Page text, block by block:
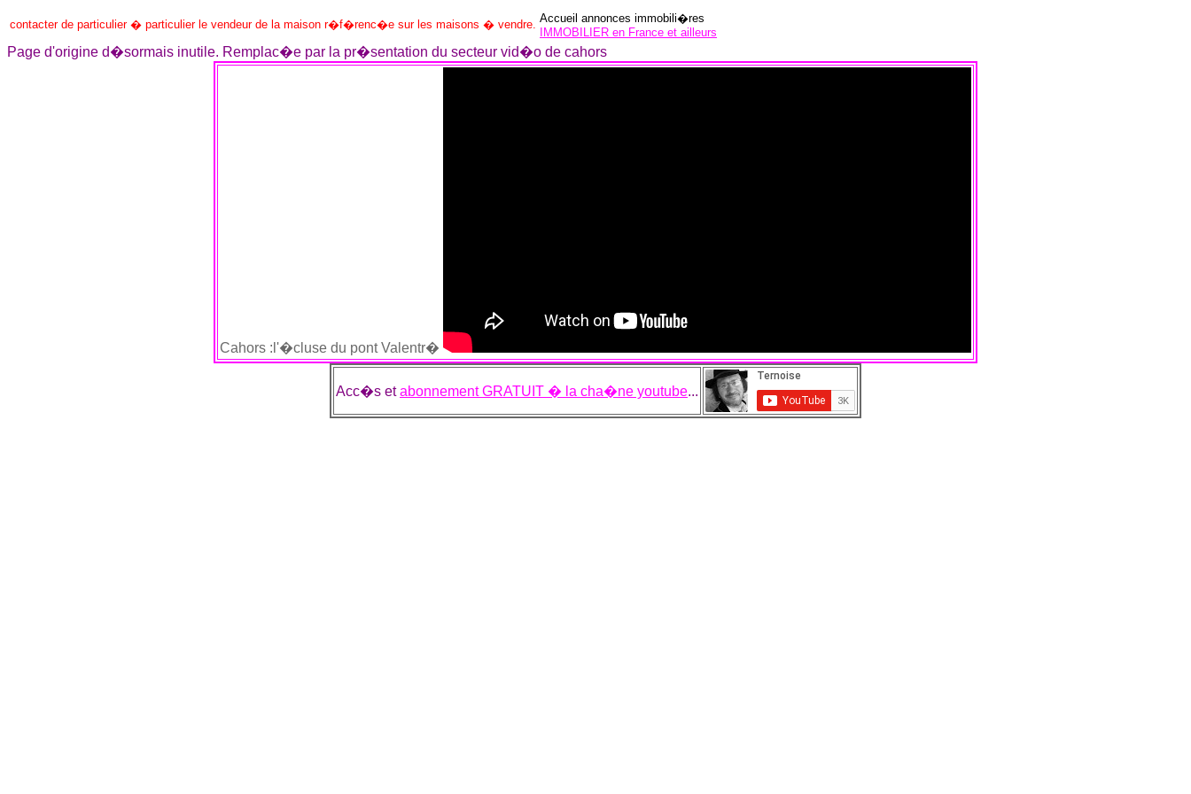
contacter de particulier � particulier le vendeur de la maison r�f�renc�e sur les maisons � vendre. Accueil annonces immobili�res
IMMOBILIER en France et ailleurs
Page d'origine d�sormais inutile. Remplac�e par la pr�sentation du secteur vid�o de cahors
Cahors :l'�cluse du pont Valentr�
Acc�s etabonnement GRATUIT � la cha�ne youtube...